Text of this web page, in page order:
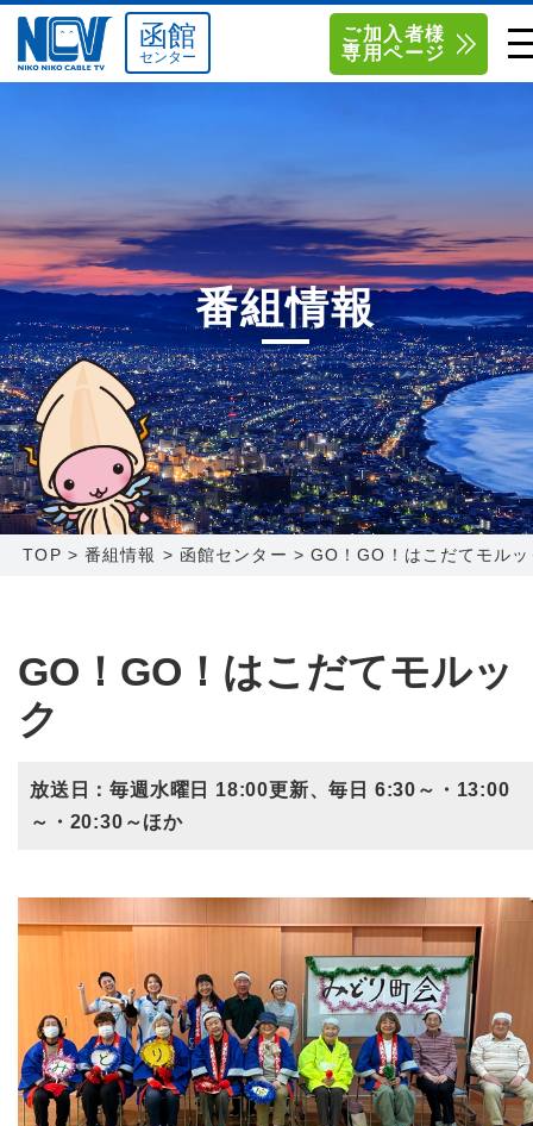
南東北センター（福島） 0120-173-577
函館センター 0138-34-2525
新潟センター 025-210-1200
単品料金
お得なセットプラン
料金シミュレーション
サポート
Q&A
センター情報
採用情報
お問い合わせ
お申し込み
南東北センター(米沢)
〒992-0044
山形県米沢市春日四丁目2-75
0238-24-2525
営業時間 9:00～18:00
南東北センター(福島)
〒960-8252
福島県福島市御山字一本松17-1-
1
0120-173-577
営業時間 9:15～18:00
〒041-0801
北海道函館市桔梗町379-31
〒950-1189
函館
センター
ご加入者様
専用ページ
番組情報
TOP >番組情報 > 函館センター >GO！GO！はこだてモル
GO！GO！はこだてモルッ
ク
放送日：毎週水曜日 18:00更新、毎日 6:30～・13:00
～・20:30～ほか